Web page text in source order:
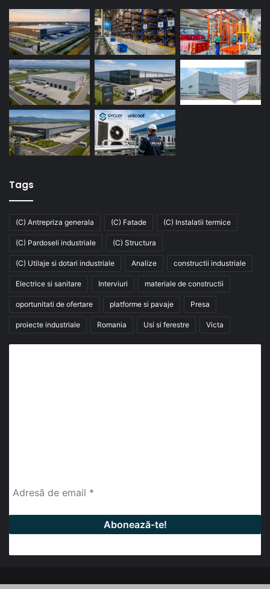
Tags
(C) Antrepriza generala (C) Fatade (C) Instalatii termice
(C) Pardoseli industriale (C) Structura
(C) Utilaje si dotari industriale Analize constructii industriale
Electrice si sanitare Interviuri materiale de constructii
oportunitati de ofertare platforme si pavaje Presa
proiecte industriale Romania Usi si ferestre Victa